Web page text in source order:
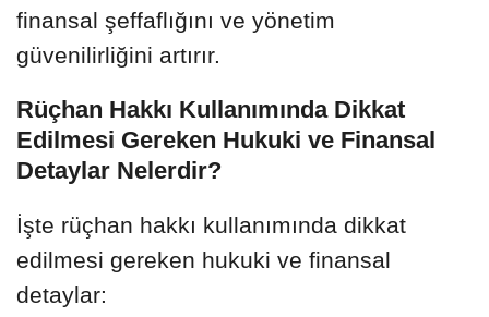
finansal şeffaflığını ve yönetim
güvenilirliğini artırır.
Rüçhan Hakkı Kullanımında Dikkat
Edilmesi Gereken Hukuki ve Finansal
Detaylar Nelerdir?
İşte rüçhan hakkı kullanımında dikkat
edilmesi gereken hukuki ve finansal
detaylar: